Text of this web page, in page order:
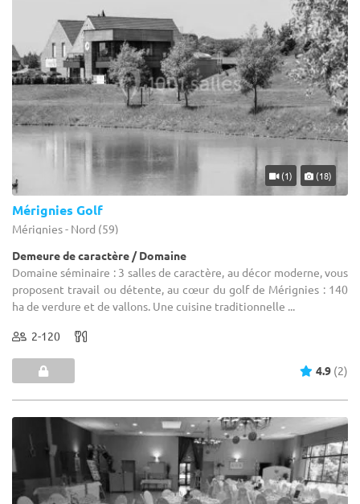
(1) (18)
Mérignies Golf
Mérignies - Nord (59)
Demeure de caractère / Domaine
Domaine séminaire : 3 salles de caractère, au décor moderne, vous
proposent travail ou détente, au cœur du golf de Mérignies : 140
ha de verdure et de vallons. Une cuisine traditionnelle ...
2-120
4.9 (2)